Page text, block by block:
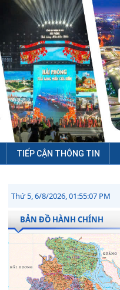
TIẾP CẬN THÔNG TIN
Thứ 5, 6/8/2026, 01:55:08 PM
BẢN ĐỒ HÀNH CHÍNH